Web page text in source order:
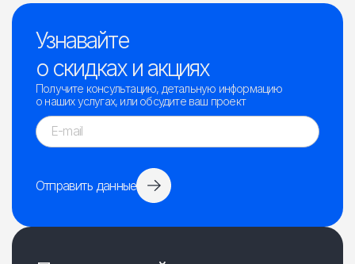
Узнавайте
о скидках и акциях
Получите консультацию, детальную информацию
о наших услугах, или обсудите ваш проект
Отправить данные